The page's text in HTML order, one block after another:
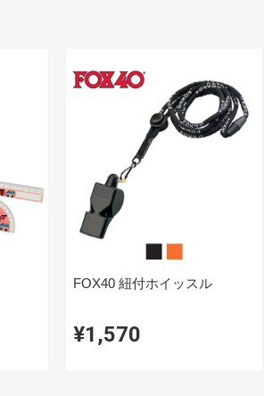
FOX40 紐付ホイッスル
¥1,570